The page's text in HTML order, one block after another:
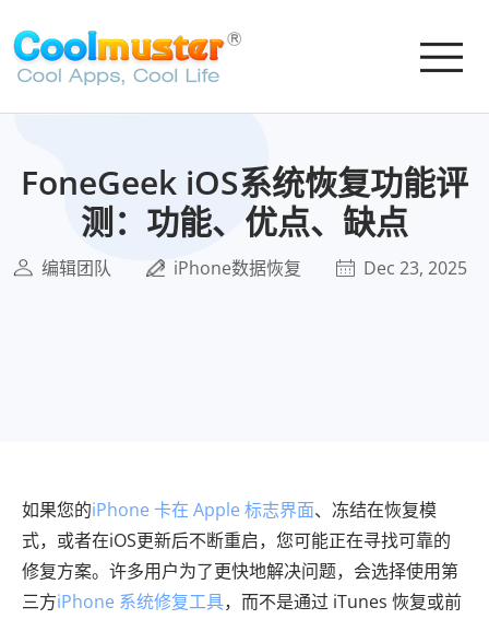
FoneGeek iOS系统恢复功能评
测：功能、优点、缺点
编辑团队 iPhone数据恢复 Dec 23, 2025
如果您的iPhone 卡在 Apple 标志界面、冻结在恢复模
式，或者在iOS更新后不断重启，您可能正在寻找可靠的
修复方案。许多用户为了更快地解决问题，会选择使用第
三方iPhone 系统修复工具，而不是通过 iTunes 恢复或前